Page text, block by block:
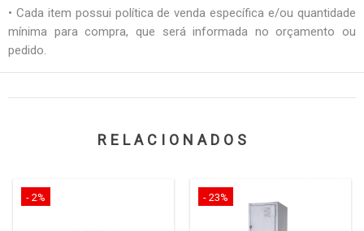
• Cada item possui política de venda específica e/ou quantidade
mínima para compra, que será informada no orçamento ou
pedido.
RELACIONADOS
- 2% - 23%